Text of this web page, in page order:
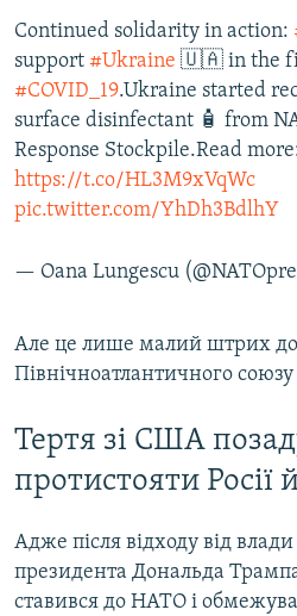
Continued solidarity in action:
support #Ukraine 🇺🇦 in the
#COVID_19.Ukraine started
surface disinfectant 🧴 from
Response Stockpile.Read
https://t.co/HL3M9xVqWc
pic.twitter.com/YhDh3BdlhY
— Oana Lungescu
Але це лише малий штрих до
Північноатлантичного союзу
Тертя зі США
протистояти Росії
Адже після відходу від
президента Дональда
ставився до НАТО і